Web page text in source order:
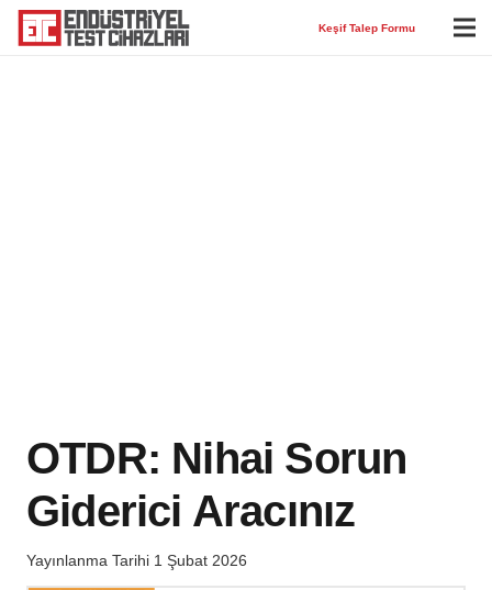
Keşif Talep Formu
OTDR: Nihai Sorun
Giderici Aracınız
Yayınlanma Tarihi 1 Şubat 2026